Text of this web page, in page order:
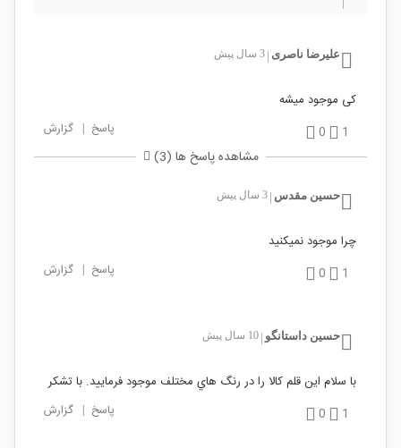
علیرضا ناصری 3 سال پیش
کی موجود میشه
1
0 پاسخ | گزارش
مشاهده پاسخ ها (3)
حسین مقدس 3 سال پیش
چرا موجود نمیکنید
1
0 پاسخ | گزارش
حسين داستانگو 10 سال پیش
با سلام اين قلم كالا را در رنگ هاي مختلف موجود فرماييد. با تشكر
1
0 پاسخ | گزارش